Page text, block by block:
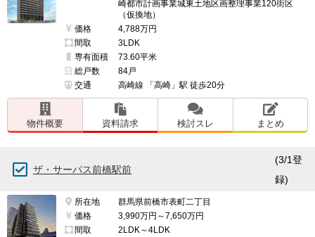
駅までペデストリアンで行ける。徒歩4分
ペデストリアンに屋根が無く、建物の裏側を通る感じで
歩く楽しみが無い。
冬はビル風が強いかもしれない
━━━━━━━━━━━━━━━━━━━
━━━━━━━━━━━━━━━━━━━
24時間有人管理は安心。
崎都市計画事業城東土地区画整理事業120街区
（仮換地）
価格
4,788万円
間取
3LDK
専有面積
73.60平米
総戸数
84戸
交通
高崎線 「高崎」駅 徒歩20分
物件概要 資料請求 検討スレ まとめ
ザ・サーパス前橋駅前
(3/1登
録)
所在地
群馬県前橋市表町二丁目
価格
3,990万円～7,650万円
間取
2LDK～4LDK